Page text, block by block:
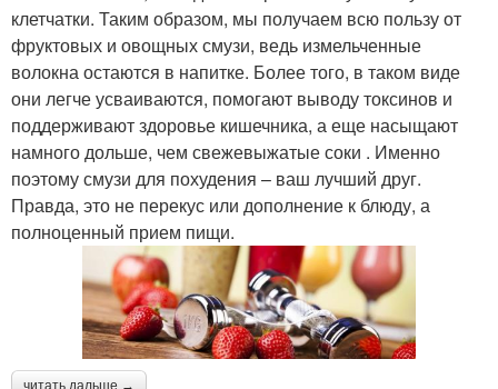
клетчатки. Таким образом, мы получаем всю пользу от
фруктовых и овощных смузи, ведь измельченные
волокна остаются в напитке. Более того, в таком виде
они легче усваиваются, помогают выводу токсинов и
поддерживают здоровье кишечника, а еще насыщают
намного дольше, чем свежевыжатые соки . Именно
поэтому смузи для похудения – ваш лучший друг.
Правда, это не перекус или дополнение к блюду, а
полноценный прием пищи.
читать дальше →